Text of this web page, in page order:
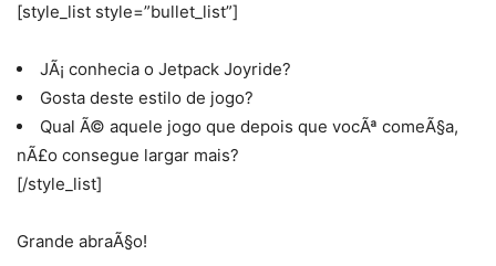
[style_list style=”bullet_list”]
JÃ¡ conhecia o Jetpack Joyride?
Gosta deste estilo de jogo?
Qual Ã© aquele jogo que depois que vocÃª comeÃ§a,
nÃ£o consegue largar mais?
[/style_list]
Grande abraÃ§o!